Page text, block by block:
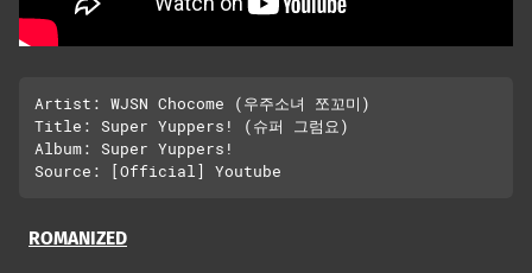
Artist: WJSN Chocome (우주소녀 쪼꼬미)
Title: Super Yuppers! (슈퍼 그럼요)
Album: Super Yuppers!
ROMANIZED